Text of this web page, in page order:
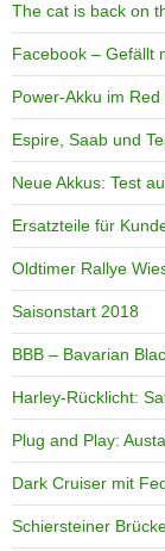
The cat is back on
Facebook – Gefällt
Power-Akku im
Espire, Saab und
Neue Akkus: Test
Ersatzteile für
Oldtimer Rallye
Saisonstart 2018
BBB – Bavarian
Harley-Rücklicht:
Plug and Play:
Dark Cruiser mit
Schiersteiner